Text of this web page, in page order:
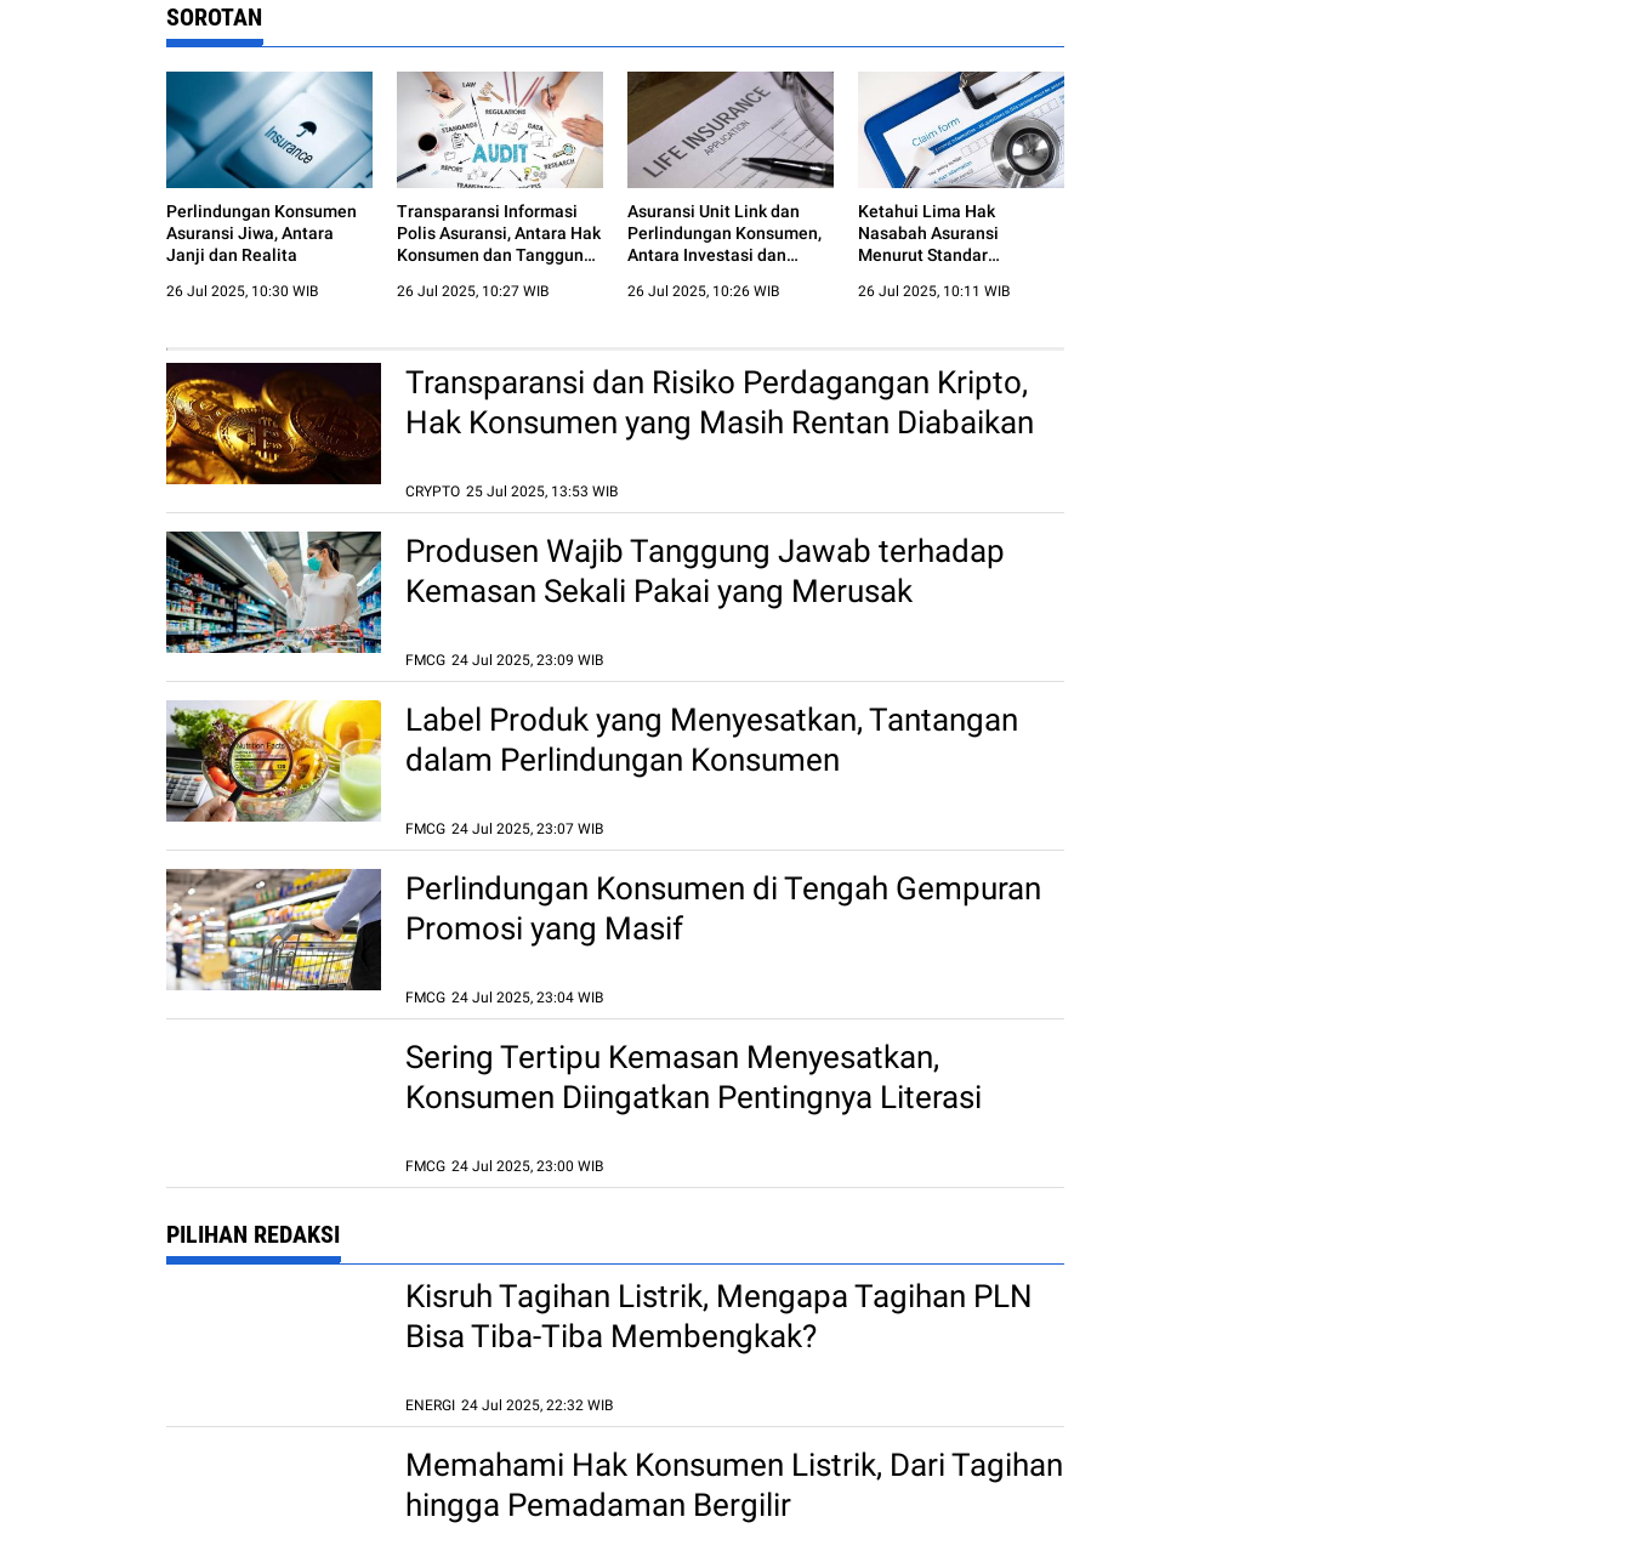
SOROTAN
Perlindungan Konsumen
Asuransi Jiwa, Antara
Janji dan Realita
26 Jul 2025, 10:30 WIB
Transparansi Informasi
Polis Asuransi, Antara Hak
Konsumen dan Tanggung
26 Jul 2025, 10:27 WIB
Asuransi Unit Link dan
Perlindungan Konsumen,
Antara Investasi dan
26 Jul 2025, 10:26 WIB
Ketahui Lima Hak
Nasabah Asuransi
Menurut Standar
26 Jul 2025, 10:11 WIB
Konsumen dalam
Perdagangan Aset Kripto
25 Jul 2025, 14:06 WIB
Transparansi dan Risiko Perdagangan Kripto,
Hak Konsumen yang Masih Rentan Diabaikan
CRYPTO 25 Jul 2025, 13:53 WIB
Produsen Wajib Tanggung Jawab terhadap
Kemasan Sekali Pakai yang Merusak
FMCG 24 Jul 2025, 23:09 WIB
Label Produk yang Menyesatkan, Tantangan
dalam Perlindungan Konsumen
FMCG 24 Jul 2025, 23:07 WIB
Perlindungan Konsumen di Tengah Gempuran
Promosi yang Masif
FMCG 24 Jul 2025, 23:04 WIB
Sering Tertipu Kemasan Menyesatkan,
Konsumen Diingatkan Pentingnya Literasi
FMCG 24 Jul 2025, 23:00 WIB
PILIHAN REDAKSI
Kisruh Tagihan Listrik, Mengapa Tagihan PLN
Bisa Tiba-Tiba Membengkak?
ENERGI 24 Jul 2025, 22:32 WIB
Memahami Hak Konsumen Listrik, Dari Tagihan
hingga Pemadaman Bergilir